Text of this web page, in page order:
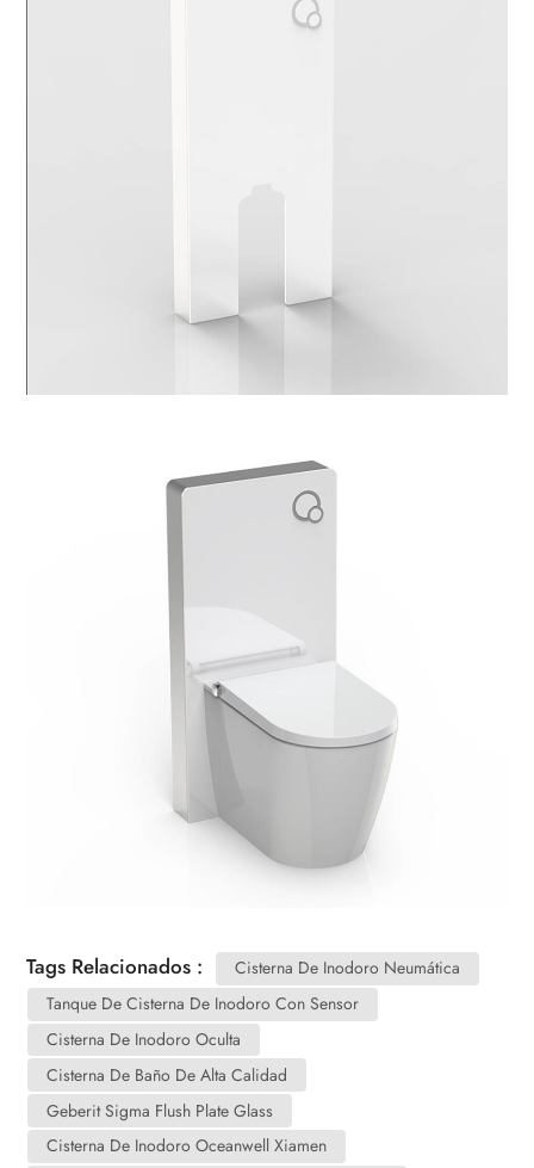
Tags Relacionados :
Cisterna De Inodoro Neumática
Tanque De Cisterna De Inodoro Con Sensor
Cisterna De Inodoro Oculta
Cisterna De Baño De Alta Calidad
Geberit Sigma Flush Plate Glass
Cisterna De Inodoro Oceanwell Xiamen